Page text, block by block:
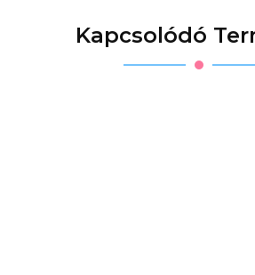
Kapcsolódó